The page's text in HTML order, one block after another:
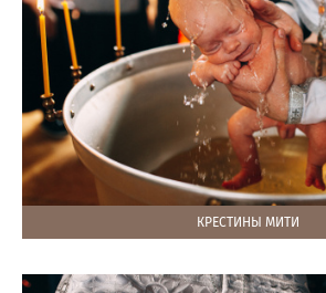
КРЕСТИНЫ МИТИ